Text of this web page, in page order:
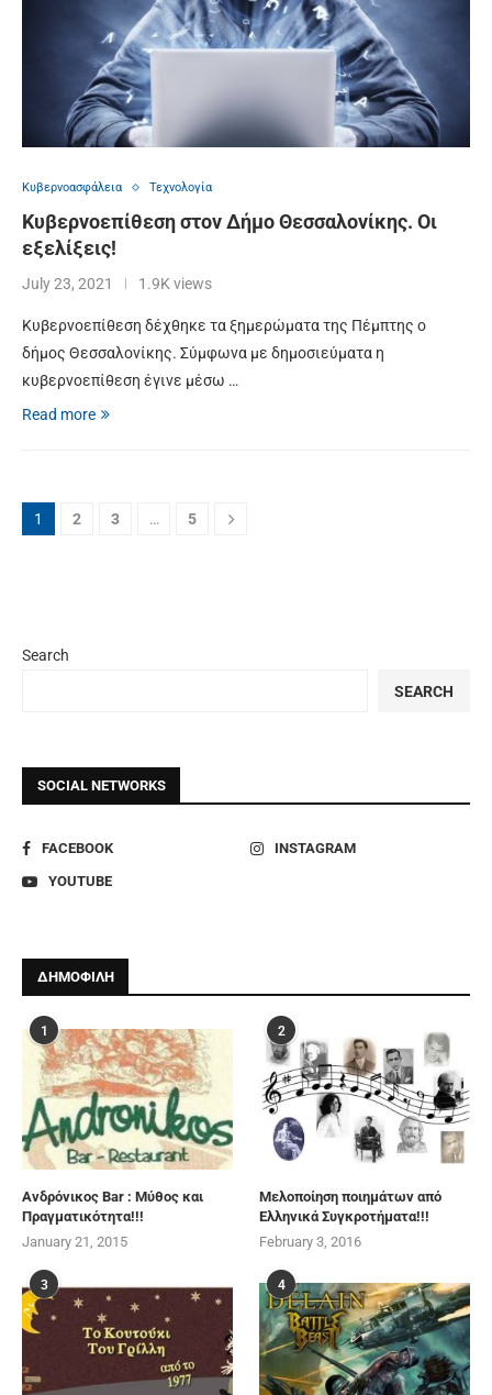
Κυβερνοασφάλεια Τεχνολογία
Κυβερνοεπίθεση στον Δήμο Θεσσαλονίκης. Οι
εξελίξεις!
July 23, 2021 1.9K views
Κυβερνοεπίθεση δέχθηκε τα ξημερώματα της Πέμπτης ο
δήμος Θεσσαλονίκης. Σύμφωνα με δημοσιεύματα η
κυβερνοεπίθεση έγινε μέσω …
Read more
1 2 3 … 5
Search
SEARCH
SOCIAL NETWORKS
FACEBOOK
INSTAGRAM
YOUTUBE
ΔΗΜΟΦΙΛΗ
1
Ανδρόνικος Bar : Μύθος και
Πραγματικότητα!!!
January 21, 2015
2
Μελοποίηση ποιημάτων από
Ελληνικά Συγκροτήματα!!!
February 3, 2016
3 4